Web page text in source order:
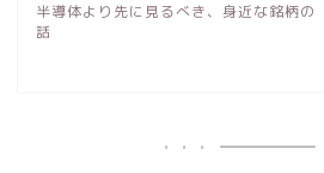
半導体より先に見るべき、身近な銘柄の
話